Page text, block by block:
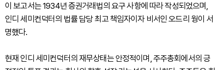
이 보고서는 1934년 증권거래법의 요구 사항에 따라 작성되었으며,
인디 세미컨덕터의 법률 담당 최고 책임자이자 비서인 오드리 웡이 서
명했다.
현재 인디 세미컨덕터의 재무상태는 안정적이며, 주주총회에서의 긍